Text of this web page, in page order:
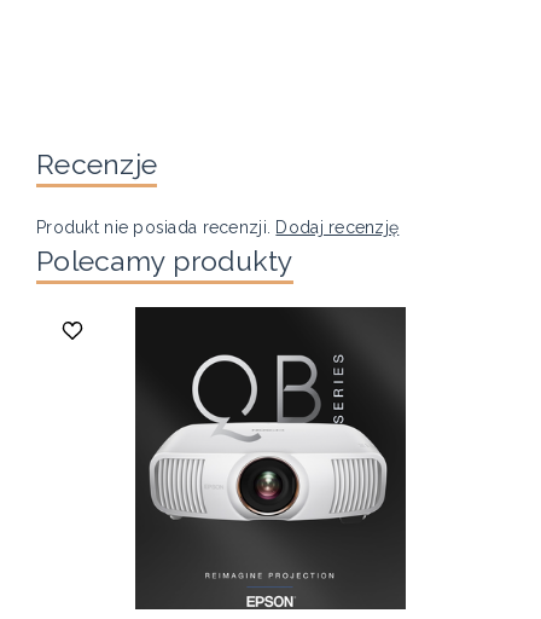
Recenzje
Produkt nie posiada recenzji. Dodaj recenzję
Polecamy produkty